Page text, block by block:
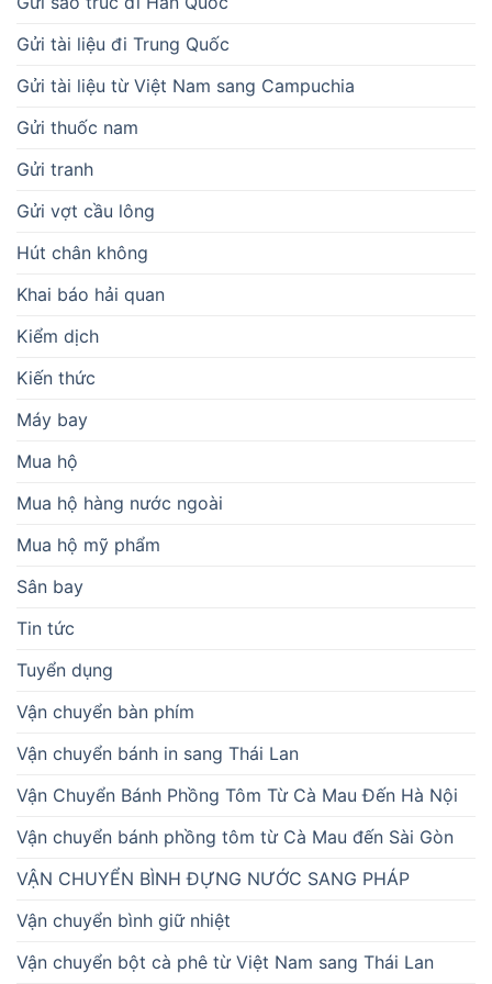
Gửi tài liệu đi Trung Quốc
Gửi tài liệu từ Việt Nam sang Campuchia
Gửi thuốc nam
Gửi tranh
Gửi vợt cầu lông
Hút chân không
Khai báo hải quan
Kiểm dịch
Kiến thức
Máy bay
Mua hộ
Mua hộ hàng nước ngoài
Mua hộ mỹ phẩm
Sân bay
Tin tức
Tuyển dụng
Vận chuyển bàn phím
Vận chuyển bánh in sang Thái Lan
Vận Chuyển Bánh Phồng Tôm Từ Cà Mau Đến Hà Nội
Vận chuyển bánh phồng tôm từ Cà Mau đến Sài Gòn
VẬN CHUYỂN BÌNH ĐỰNG NƯỚC SANG PHÁP
Vận chuyển bình giữ nhiệt
Vận chuyển bột cà phê từ Việt Nam sang Thái Lan